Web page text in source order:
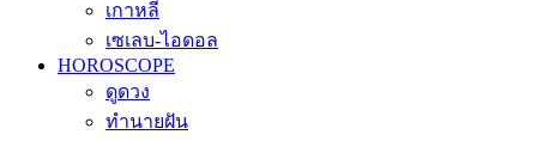
เกาหลี
เซเลบ-ไอดอล
HOROSCOPE
ดูดวง
ทำนายฝัน